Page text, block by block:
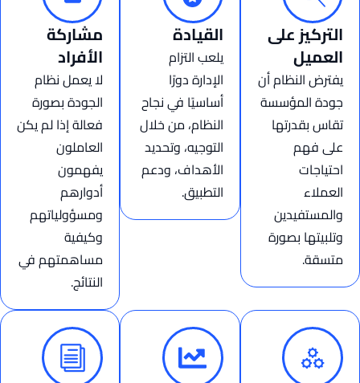
التركيز على
العميل
يفترض النظام أن
جودة المؤسسة
تقاس بقدرتها
على فهم
احتياجات
العملاء
والمستفيدين
وتلبيتها بصورة
متسقة.
القيادة
يلعب التزام
الإدارة دورًا
أساسيًا في نجاح
النظام، من خلال
التوجيه، وتحديد
الأهداف، ودعم
التطبيق.
مشاركة
الأفراد
لا يعمل نظام
الجودة بصورة
فعالة إذا لم يكن
العاملون
يفهمون
أدوارهم
ومسؤولياتهم
وكيفية
مساهمتهم في
النتائج.